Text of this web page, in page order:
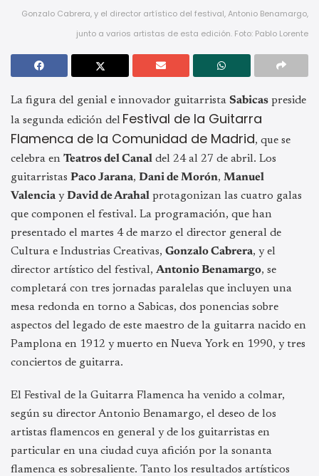
Gonzalo Cabrera, y el director artístico del festival, Antonio Benamargo,
junto a varios artistas de esta edición. Foto: Pablo Lorente
La figura del genial e innovador guitarrista Sabicas preside
la segunda edición del Festival de la Guitarra
Flamenca de la Comunidad de Madrid, que se
celebra en Teatros del Canal del 24 al 27 de abril. Los
guitarristas Paco Jarana, Dani de Morón, Manuel
Valencia yDavid de Arahal protagonizan las cuatro galas
que componen el festival. La programación, que han
presentado el martes 4 de marzo el director general de
Cultura e Industrias Creativas, Gonzalo Cabrera, y el
director artístico del festival, Antonio Benamargo, se
completará con tres jornadas paralelas que incluyen una
mesa redonda en torno a Sabicas, dos ponencias sobre
aspectos del legado de este maestro de la guitarra nacido en
Pamplona en 1912 y muerto en Nueva York en 1990, y tres
conciertos de guitarra.
El Festival de la Guitarra Flamenca ha venido a colmar,
según su director Antonio Benamargo, el deseo de los
artistas flamencos en general y de los guitarristas en
particular en una ciudad cuya afición por la sonanta
flamenca es sobresaliente. Tanto los resultados artísticos